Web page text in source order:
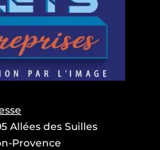
Allées des Suilles
Provence